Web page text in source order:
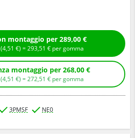
Compra con montaggio per 289,00 €
+ Ecotassa: (4,51 € ) =293,51 € per gomma
Compra senza montaggio per 268,00 €
+ Ecotassa: (4,51 € ) =272,51 € per gomma
3PMSF NE0